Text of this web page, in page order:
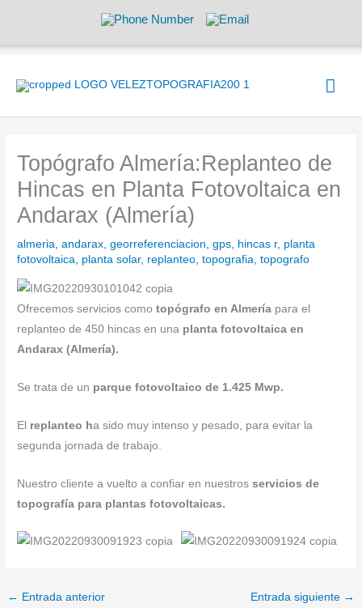
contenido
Topógrafo Almería:Replanteo de
Hincas en Planta Fotovoltaica en
Andarax (Almería)
almeria,andarax,georreferenciacion,gps, hincas r, planta
fotovoltaica, planta solar, replanteo,topografia,topografo
Ofrecemos servicios comotopógrafo en Almería para el
replanteo de 450 hincas en una planta fotovoltaica en
Andarax (Almería).
Se trata de un parque fotovoltaico de 1.425 Mwp.
El replanteo ha sido muy intenso y pesado, para evitar la
segunda jornada de trabajo.
Nuestro cliente a vuelto a confiar en nuestrosservicios de
topografía para plantas fotovoltaicas.
← Entrada anterior Entrada siguiente →